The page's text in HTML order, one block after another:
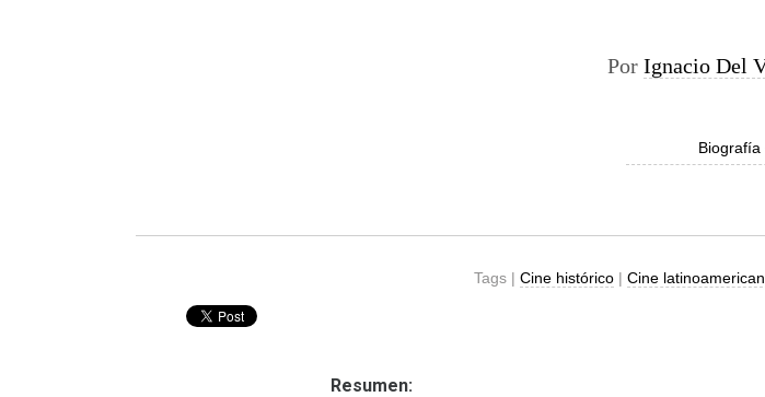
Por Ignacio Del
Biografía
Tags |Cine histórico |Cine
Resumen: